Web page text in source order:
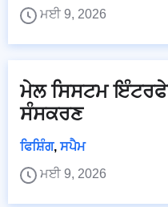
ਮਈ 9, 2026
ਮੇਲ ਸਿਸਟਮ
ਸੰਸਕਰਣ
ਫਿਸ਼ਿੰਗ, ਸਪੈਮ
ਮਈ 9, 2026